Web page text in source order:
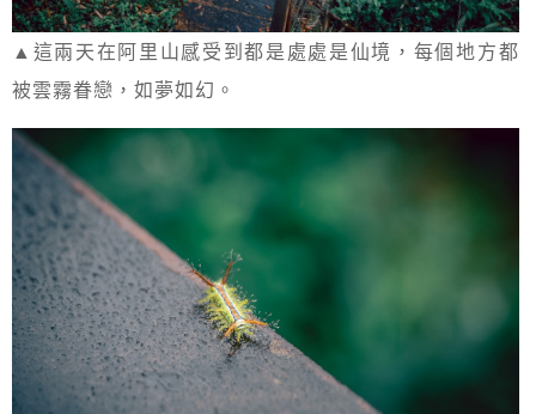
▲這兩天在阿里山感受到都是處處是仙境，每個地方都
被雲霧眷戀，如夢如幻。